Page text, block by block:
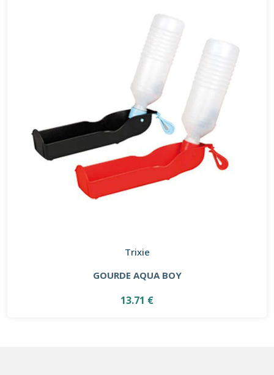
Trixie
GOURDE AQUA BOY
13.71 €